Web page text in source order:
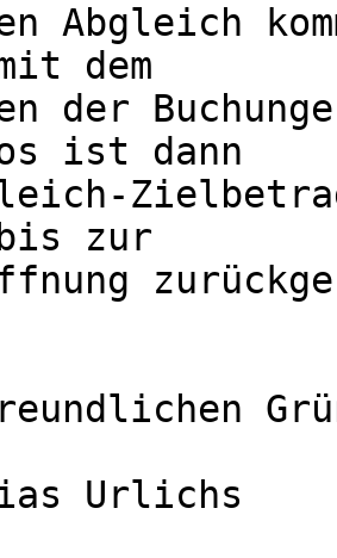
Abgleich
dem
der
ist dann
zur
Urlichs